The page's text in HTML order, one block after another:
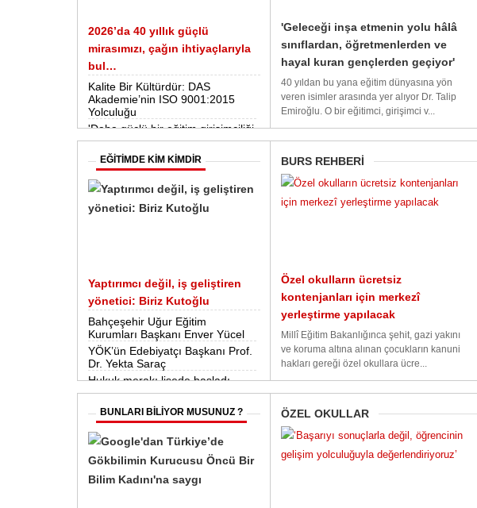
2026’da 40 yıllık güçlü
mirasımızı, çağın ihtiyaçlarıyla
bul…
Kalite Bir Kültürdür: DAS
Akademie’nin ISO 9001:2015
Yolculuğu
'Daha güçlü bir eğitim girişimciliği
ekosistemi oluşturmak için yola
çıktık'
Eğitim Dünyasına Yeni Bir Soluk:
Edu for School
Endless Abroad’un EUPS
Akreditasyonu ile eğitim
'Geleceği inşa etmenin yolu hâlâ
sınıflardan, öğretmenlerden ve
hayal kuran gençlerden geçiyor'
40 yıldan bu yana eğitim dünyasına yön
veren isimler arasında yer alıyor Dr. Talip
Emiroğlu. O bir eğitimci, girişimci v...
EĞİTİMDE KİM KİMDİR
Yaptırımcı değil, iş geliştiren
yönetici: Biriz Kutoğlu
Bahçeşehir Uğur Eğitim
Kurumları Başkanı Enver Yücel
YÖK’ün Edebiyatçı Başkanı Prof.
Dr. Yekta Saraç
Hukuk merakı lisede başladı
BURS REHBERİ
Özel okulların ücretsiz
kontenjanları için merkezî
yerleştirme yapılacak
Millî Eğitim Bakanlığınca şehit, gazi yakını
ve koruma altına alınan çocukların kanuni
hakları gereği özel okullara ücre...
BUNLARI BİLİYOR MUSUNUZ ?
ÖZEL OKULLAR